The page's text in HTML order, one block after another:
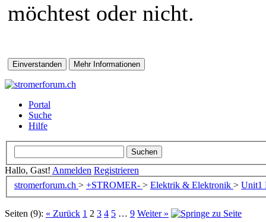
möchtest oder nicht.
Portal
Suche
Hilfe
Hallo, Gast! Anmelden Registrieren
stromerforum.ch > +STROMER- > Elektrik & Elektronik > Unit1
Seiten (9): « Zurück 1 2 3 4 5 … 9 Weiter »